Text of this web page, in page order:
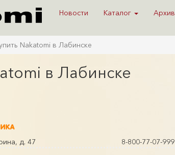
Новости Каталог Архив
Nakatomi в Лабинске
в Лабинске
д. 47 8-800-77-07-999